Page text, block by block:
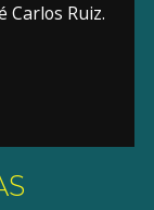
Carlos Ruiz.